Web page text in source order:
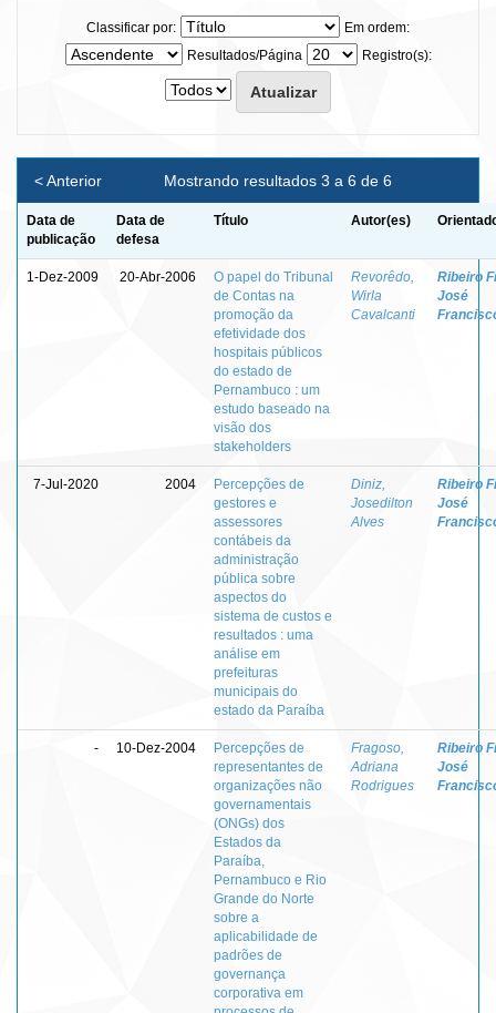
Classificar por:
Em ordem:
Resultados/Página
Registro(s):
Mostrando resultados 3 a 6 de 6
< Anterior
Data de
publicação
Data de
defesa
Título Autor(es)
1-Dez-2009 20-Abr-2006
O papel do Tribunal
de Contas na
promoção da
efetividade dos
hospitais públicos
do estado de
Pernambuco : um
estudo baseado na
visão dos
stakeholders
Revorêdo,
Wirla
Cavalcanti
Ribeiro
José
7-Jul-2020 2004
Percepções de
gestores e
assessores
contábeis da
administração
pública sobre
aspectos do
sistema de custos e
resultados : uma
análise em
prefeituras
municipais do
estado da Paraíba
Diniz,
Josedilton
Alves
Ribeiro
José
- 10-Dez-2004
Percepções de
representantes de
organizações não
governamentais
(ONGs) dos
Estados da
Paraíba,
Pernambuco e Rio
Grande do Norte
sobre a
aplicabilidade de
padrões de
governança
corporativa em
Fragoso,
Adriana
Rodrigues
Ribeiro
José